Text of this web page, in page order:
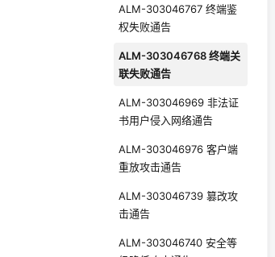
ALM-303046767 终端鉴
权失败通告
ALM-303046768 终端关
联失败通告
ALM-303046969 非法证
书用户侵入网络通告
ALM-303046976 客户端
重放攻击通告
ALM-303046739 篡改攻
击通告
ALM-303046740 安全等